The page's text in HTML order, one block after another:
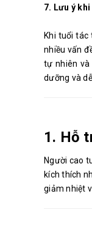
7. Lưu ý
Khi tuổi tác
nhiều vấn
tự nhiên và
dưỡng và
1. Hỗ
Người cao
kích thích
giảm nhiệt